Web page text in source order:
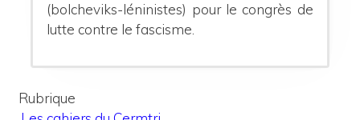
(bolcheviks-léninistes) pour le congrès de
lutte contre le fascisme.
Rubrique